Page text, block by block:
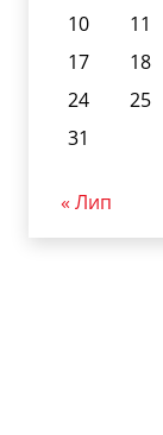
10
11
17
18
24
25
31
« Лип